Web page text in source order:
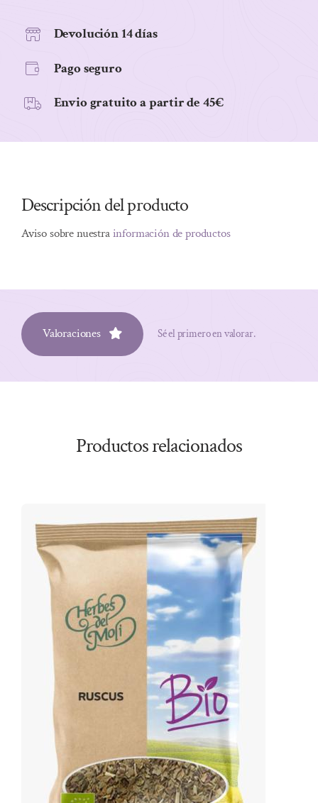
Devolución 14 días
Pago seguro
Envio gratuito a partir de 45€
Descripción del producto
Aviso sobre nuestrainformación de productos
Valoraciones Sé el primero en valorar.
Productos relacionados